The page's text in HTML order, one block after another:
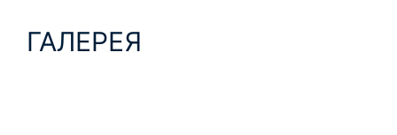
ГАЛЕРЕЯ